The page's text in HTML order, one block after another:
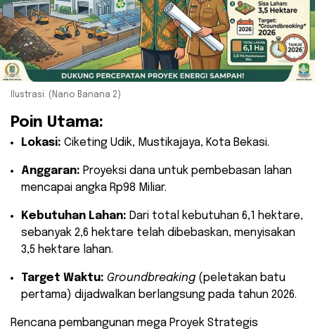
Ilustrasi. (Nano Banana 2)
Poin Utama:
Lokasi: Ciketing Udik, Mustikajaya, Kota Bekasi.
Anggaran: Proyeksi dana untuk pembebasan lahan
mencapai angka Rp98 Miliar.
Kebutuhan Lahan: Dari total kebutuhan 6,1 hektare,
sebanyak 2,6 hektare telah dibebaskan, menyisakan
3,5 hektare lahan.
Target Waktu: Groundbreaking (peletakan batu
pertama) dijadwalkan berlangsung pada tahun 2026.
​Rencana pembangunan mega Proyek Strategis